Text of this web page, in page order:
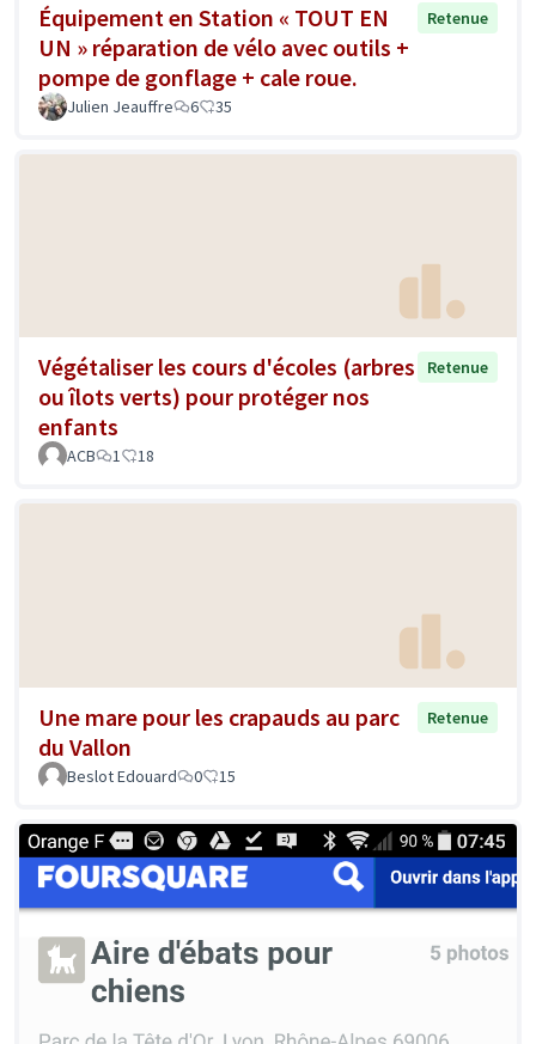
Équipement en Station « TOUT EN
UN » réparation de vélo avec outils +
pompe de gonflage + cale roue.
Retenue
Julien Jeauffre 6 35
Végétaliser les cours d'écoles (arbres
ou îlots verts) pour protéger nos
enfants
Retenue
ACB 1 18
Une mare pour les crapauds au parc
du Vallon
Retenue
Beslot Edouard 0 15